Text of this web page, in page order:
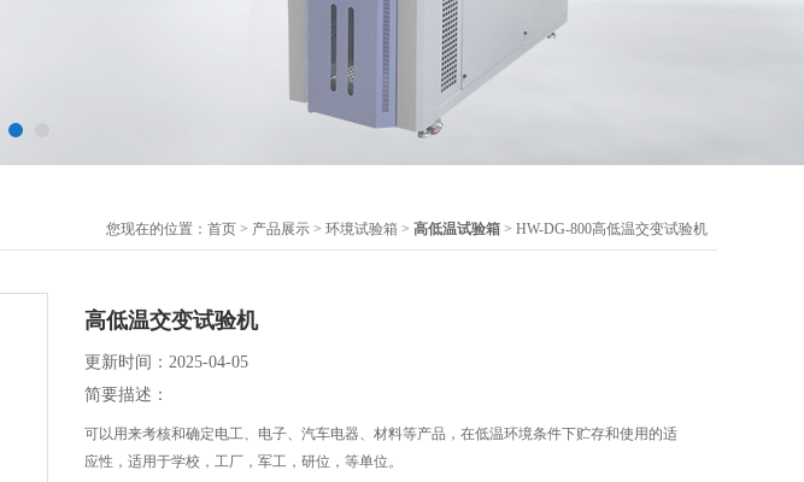
您现在的位置： 首页 > 产品展示 > 环境试验箱 > 高低温试验箱 > HW-DG-800高低温交变试验机
高低温交变试验机
更新时间：2025-04-05
简要描述：
可以用来考核和确定电工、电子、汽车电器、材料等产品，在低温环境条件下贮存和使用的适
应性，适用于学校，工厂，军工，研位，等单位。